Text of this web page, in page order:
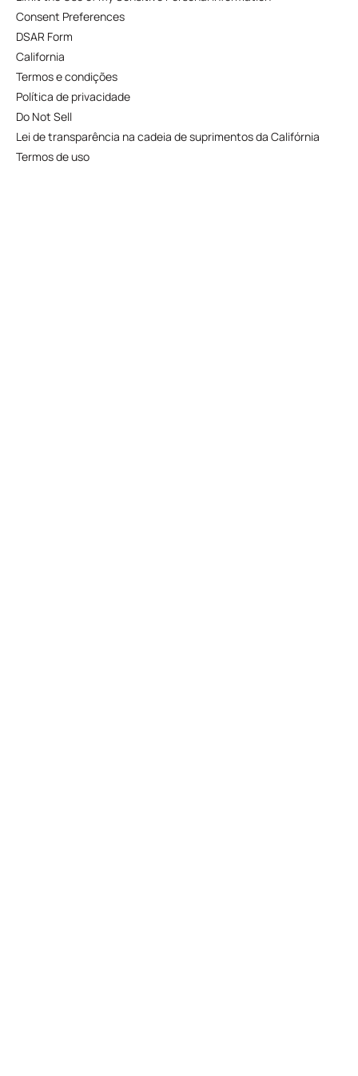
Consent Preferences
DSAR Form
California
Termos e condições
Política de privacidade
Do Not Sell
Lei de transparência na cadeia de suprimentos da Califórnia
Termos de uso